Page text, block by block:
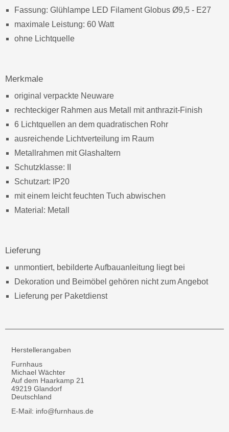
Fassung: Glühlampe LED Filament Globus Ø9,5 - E27
maximale Leistung: 60 Watt
ohne Lichtquelle
Merkmale
original verpackte Neuware
rechteckiger Rahmen aus Metall mit anthrazit-Finish
6 Lichtquellen an dem quadratischen Rohr
ausreichende Lichtverteilung im Raum
Metallrahmen mit Glashaltern
Schutzklasse: II
Schutzart: IP20
mit einem leicht feuchten Tuch abwischen
Material: Metall
Lieferung
unmontiert, bebilderte Aufbauanleitung liegt bei
Dekoration und Beimöbel gehören nicht zum Angebot
Lieferung per Paketdienst
Herstellerangaben
Furnhaus
Michael Wächter
Auf dem Haarkamp 21
49219 Glandorf
Deutschland
E-Mail: info@furnhaus.de